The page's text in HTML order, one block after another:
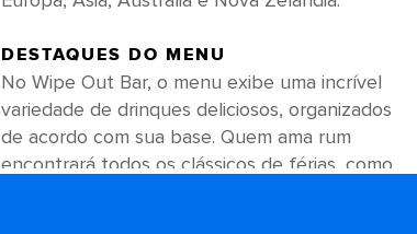
DESTAQUES DO MENU
No Wipe Out Bar, o menu exibe uma incrível
variedade de drinques deliciosos, organizados
de acordo com sua base. Quem ama rum
encontrará todos os clássicos de férias, como